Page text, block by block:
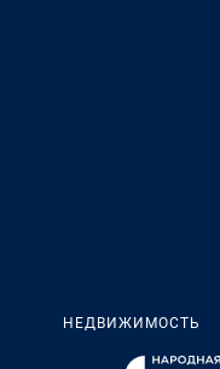
НЕДВИЖИМОСТЬ